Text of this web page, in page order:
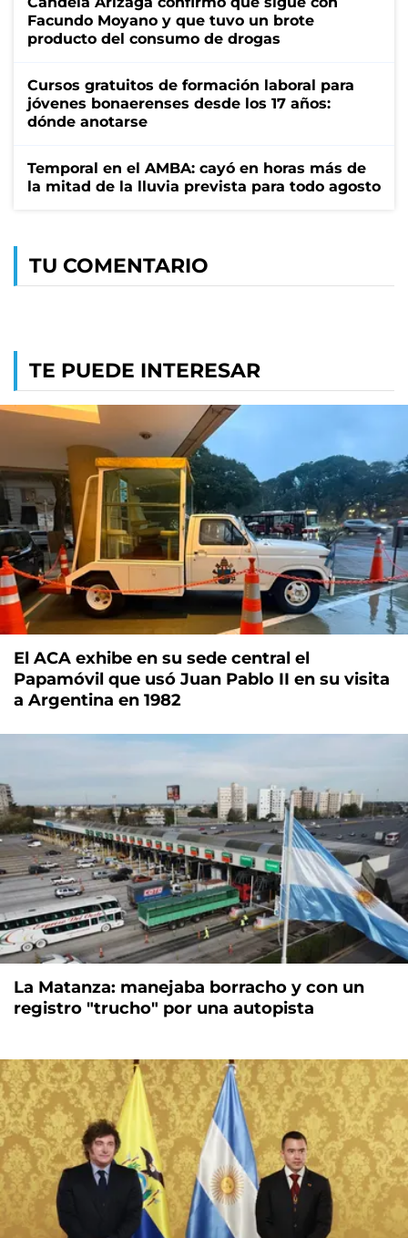
Facundo Moyano y que tuvo un brote
producto del consumo de drogas
Cursos gratuitos de formación laboral para
jóvenes bonaerenses desde los 17 años:
dónde anotarse
Temporal en el AMBA: cayó en horas más de
la mitad de la lluvia prevista para todo agosto
TU COMENTARIO
TE PUEDE INTERESAR
El ACA exhibe en su sede central el
Papamóvil que usó Juan Pablo II en su visita
a Argentina en 1982
La Matanza: manejaba borracho y con un
registro "trucho" por una autopista